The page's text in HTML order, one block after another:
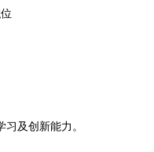
及创新能力。